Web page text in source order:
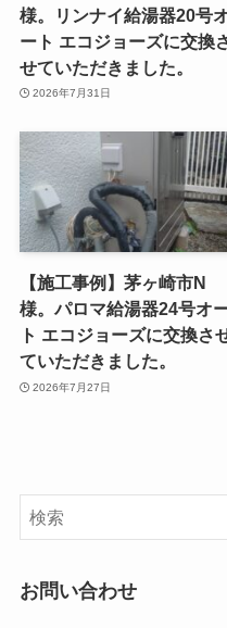
様。リンナイ給湯器20号
ート エコジョーズに交換
せていただきました。
2026年7月31日
【施工事例】茅ヶ崎市N
様。パロマ給湯器24号オ
ト エコジョーズに交換さ
ていただきました。
2026年7月27日
お問い合わせ